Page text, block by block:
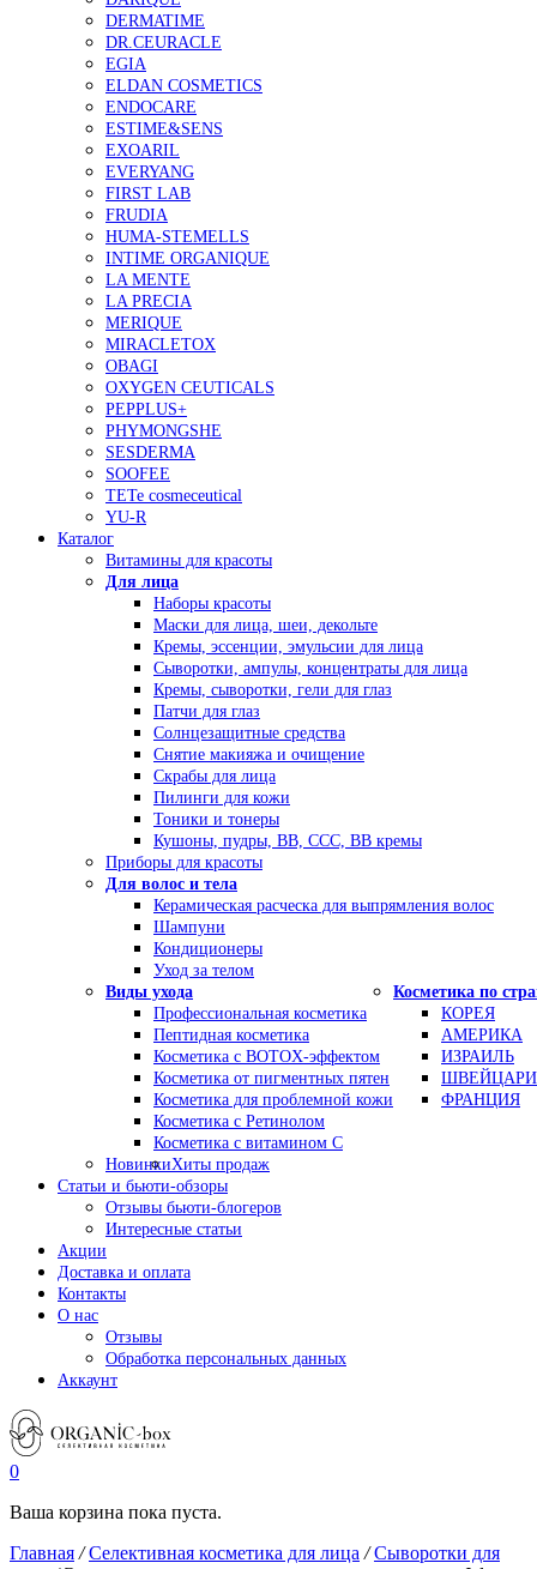
DERMATIME
DR.CEURACLE
EGIA
ELDAN COSMETICS
ENDOCARE
ESTIME&SENS
EXOARIL
EVERYANG
FIRST LAB
FRUDIA
HUMA-STEMELLS
INTIME ORGANIQUE
LA MENTE
LA PRECIA
MERIQUE
MIRACLETOX
OBAGI
OXYGEN CEUTICALS
PEPPLUS+
PHYMONGSHE
SESDERMA
SOOFEE
TETe cosmeceutical
YU-R
Каталог
Витамины для красоты
Для лица
Наборы красоты
Маски для лица, шеи, декольте
Кремы, эссенции, эмульсии для лица
Сыворотки, ампулы, концентраты для лица
Кремы, сыворотки, гели для глаз
Патчи для глаз
Солнцезащитные средства
Снятие макияжа и очищение
Скрабы для лица
Пилинги для кожи
Тоники и тонеры
Кушоны, пудры, ВВ, ССС, ВВ кремы
Приборы для красоты
Для волос и тела
Керамическая расческа для выпрямления волос
Шампуни
Кондиционеры
Уход за телом
Виды ухода
Профессиональная косметика
Пептидная косметика
Косметика с BOTOX-эффектом
Косметика от пигментных пятен
Косметика для проблемной кожи
Косметика с Ретинолом
Косметика с витамином С
Косметика по
КОРЕЯ
АМЕРИКА
ИЗРАИЛЬ
ФРАНЦИЯ
НовинкиХиты продаж
Статьи и бьюти-обзоры
Отзывы бьюти-блогеров
Интересные статьи
Акции
Доставка и оплата
Контакты
О нас
Отзывы
Обработка персональных данных
Аккаунт
0
Ваша корзина пока пуста.
Главная /Селективная косметика для лица /Сыворотки для